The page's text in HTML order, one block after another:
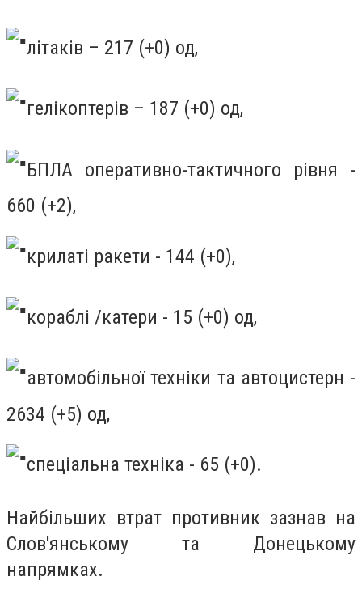
літаків – 217 (+0) од,
гелікоптерів – 187 (+0) од,
БПЛА оперативно-тактичного рівня -
660 (+2),
крилаті ракети - 144 (+0),
кораблі /катери - 15 (+0) од,
автомобільної техніки та автоцистерн -
2634 (+5) од,
спеціальна техніка - 65 (+0).
Найбільших втрат противник зазнав на
Слов'янському та Донецькому
напрямках.